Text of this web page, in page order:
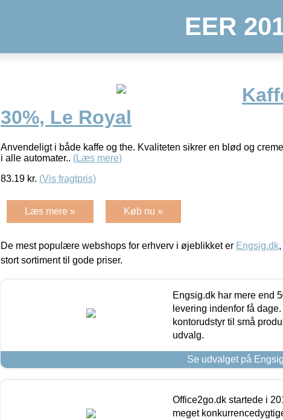
EER
30%, Le Royal
Anvendeligt i både kaffe og the. Kvaliteten sikrer en blød og
i alle automater.. (Læs mere)
83.19 kr. (Vis fragtpris)
Læs mere » Køb nu »
De mest populære webshops for erhverv i øjeblikket er Engsig.dk,
stort sortiment til gode priser.
Engsig.dk har mere end
levering indenfor få
kontorudstyr til små
udvalg.
Se udvalget på
Office2go.dk startede i
meget